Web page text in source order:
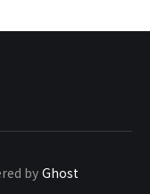
byGhost